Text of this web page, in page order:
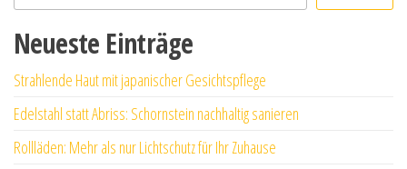
Neueste Einträge
Strahlende Haut mit japanischer Gesichtspflege
Edelstahl statt Abriss: Schornstein nachhaltig sanieren
Rollläden: Mehr als nur Lichtschutz für Ihr Zuhause